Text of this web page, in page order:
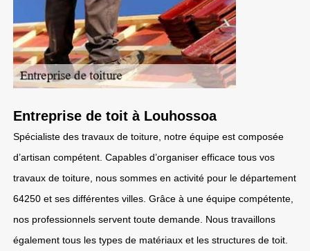
Entreprise de toit à Louhossoa
Spécialiste des travaux de toiture, notre équipe est composée
d’artisan compétent. Capables d’organiser efficace tous vos
travaux de toiture, nous sommes en activité pour le département
64250 et ses différentes villes. Grâce à une équipe compétente,
nos professionnels servent toute demande. Nous travaillons
également tous les types de matériaux et les structures de toit.